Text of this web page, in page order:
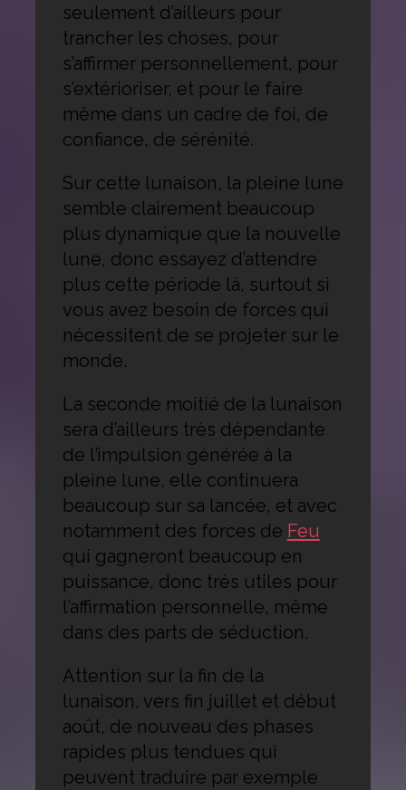
seulement d’ailleurs pour
trancher les choses, pour
s’affirmer personnellement, pour
s’extérioriser, et pour le faire
même dans un cadre de foi, de
confiance, de sérénité.
Sur cette lunaison, la pleine lune
semble clairement beaucoup
plus dynamique que la nouvelle
lune, donc essayez d’attendre
plus cette période là, surtout si
vous avez besoin de forces qui
nécessitent de se projeter sur le
monde.
La seconde moitié de la lunaison
sera d’ailleurs très dépendante
de l’impulsion générée à la
pleine lune, elle continuera
beaucoup sur sa lancée, et avec
notamment des forces de Feu
qui gagneront beaucoup en
puissance, donc très utiles pour
l’affirmation personnelle, même
dans des parts de séduction.
Attention sur la fin de la
lunaison, vers fin juillet et début
août, de nouveau des phases
rapides plus tendues qui
peuvent traduire par exemple